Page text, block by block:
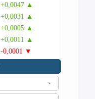
+0,0047 ▲
+0,0031 ▲
+0,0005 ▲
+0,0011 ▲
-0,0001 ▼